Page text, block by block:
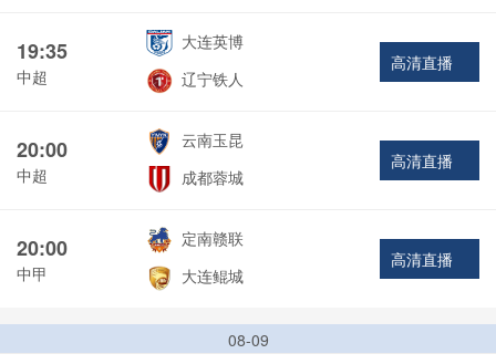
19:35
中超
大连英博
辽宁铁人
高清直播
20:00
中超
云南玉昆
成都蓉城
高清直播
20:00
中甲
定南赣联
大连鲲城
高清直播
08-09